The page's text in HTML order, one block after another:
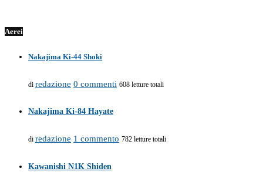
Aerei
Nakajima Ki-44 Shoki
di redazione 0 commenti 608 letture totali
Nakajima Ki-84 Hayate
di redazione 1 commento 782 letture totali
Kawanishi N1K Shiden